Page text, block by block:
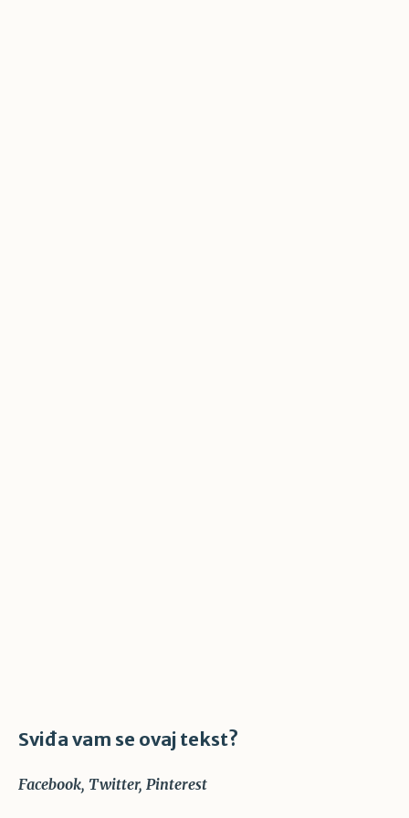
Sviđa vam se ovaj tekst?
Facebook Twitter Pinterest